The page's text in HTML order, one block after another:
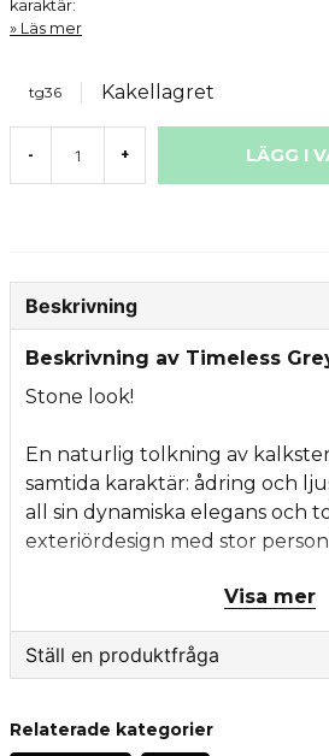
karaktär:
Läs mer
tg36 Kakellagret
- + LÄGG I
Beskrivning
Beskrivning av Timeless
Stone look!
En naturlig tolkning av
samtida karaktär: ådring och
all sin dynamiska elegans och
exteriördesign med stor
30x60 / 60x60
Rectified /kantskuren
Visa mer
Ställ en produktfråga
Fråga oss något om denna
Relaterade kategorier